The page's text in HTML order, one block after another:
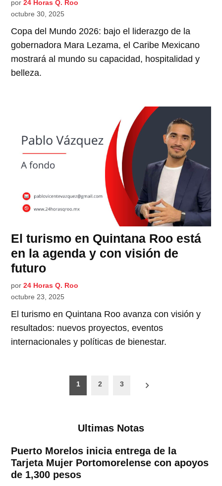
por 24 Horas Q. Roo
octubre 30, 2025
Copa del Mundo 2026: bajo el liderazgo de la
gobernadora Mara Lezama, el Caribe Mexicano
mostrará al mundo su capacidad, hospitalidad y
belleza.
El turismo en Quintana Roo está
en la agenda y con visión de
futuro
por 24 Horas Q. Roo
octubre 23, 2025
El turismo en Quintana Roo avanza con visión y
resultados: nuevos proyectos, eventos
internacionales y políticas de bienestar.
1 2 3
Ultimas Notas
Puerto Morelos inicia entrega de la
Tarjeta Mujer Portomorelense con apoyos
de 1,300 pesos